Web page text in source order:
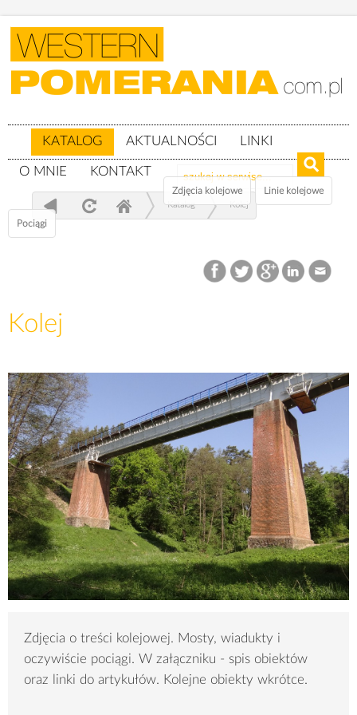
KATALOG AKTUALNOŚCI LINKI
O MNIE KONTAKT
Katalog Kolej
Zdjęcia kolejowe Linie kolejowe
Pociągi
Kolej
Zdjęcia o treści kolejowej. Mosty, wiadukty i
oczywiście pociągi. W załączniku - spis obiektów
oraz linki do artykułów. Kolejne obiekty wkrótce.